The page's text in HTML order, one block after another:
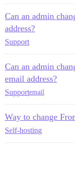
Can an admin
address?
Support
Can an admin
email address?
Supportemail
Way to change
Self-hosting